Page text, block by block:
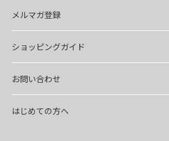
メルマガ登録
ショッピングガイド
お問い合わせ
はじめての方へ